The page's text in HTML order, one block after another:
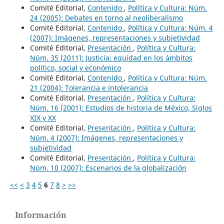
Comité Editorial, Contenido , Política y Cultura: Núm.
24 (2005): Debates en torno al neoliberalismo
Comité Editorial, Contenido , Política y Cultura: Núm. 4
(2007): Imágenes, representaciones y subjetividad
Comité Editorial, Presentación , Política y Cultura:
Núm. 35 (2011): Justicia: equidad en los ámbitos
político, social y económico
Comité Editorial, Contenido , Política y Cultura: Núm.
21 (2004): Tolerancia e intolerancia
Comité Editorial, Presentación , Política y Cultura:
Núm. 16 (2001): Estudios de historia de México, Siglos
XIX y XX
Comité Editorial, Presentación , Política y Cultura:
Núm. 4 (2007): Imágenes, representaciones y
subjetividad
Comité Editorial, Presentación , Política y Cultura:
Núm. 10 (2007): Escenarios de la globalización
<< < 3 4 5 6 7 8 > >>
Información